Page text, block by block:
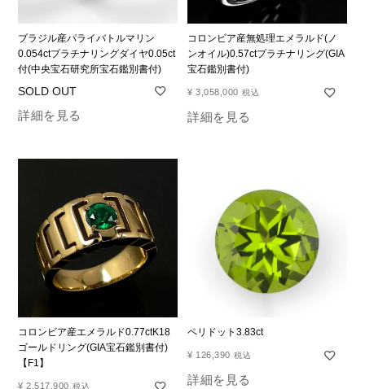
ブラジル産パライバトルマリン
0.054ctプラチナリングダイヤ0.05ct
付(中央宝石研究所宝石鑑別書付)
詳細を見る
コロンビア産無処理エメラルド(ノ
ンオイル)0.57ctプラチナリング(GIA
宝石鑑別書付)
¥ 3,058,000 税込
詳細を見る
コロンビア産エメラルド0.77ctK18
ゴールドリング(GIA宝石鑑別書付)
【F1】
¥ 2,517,900 税込
ペリドット3.83ct
¥ 126,390 税込
詳細を見る